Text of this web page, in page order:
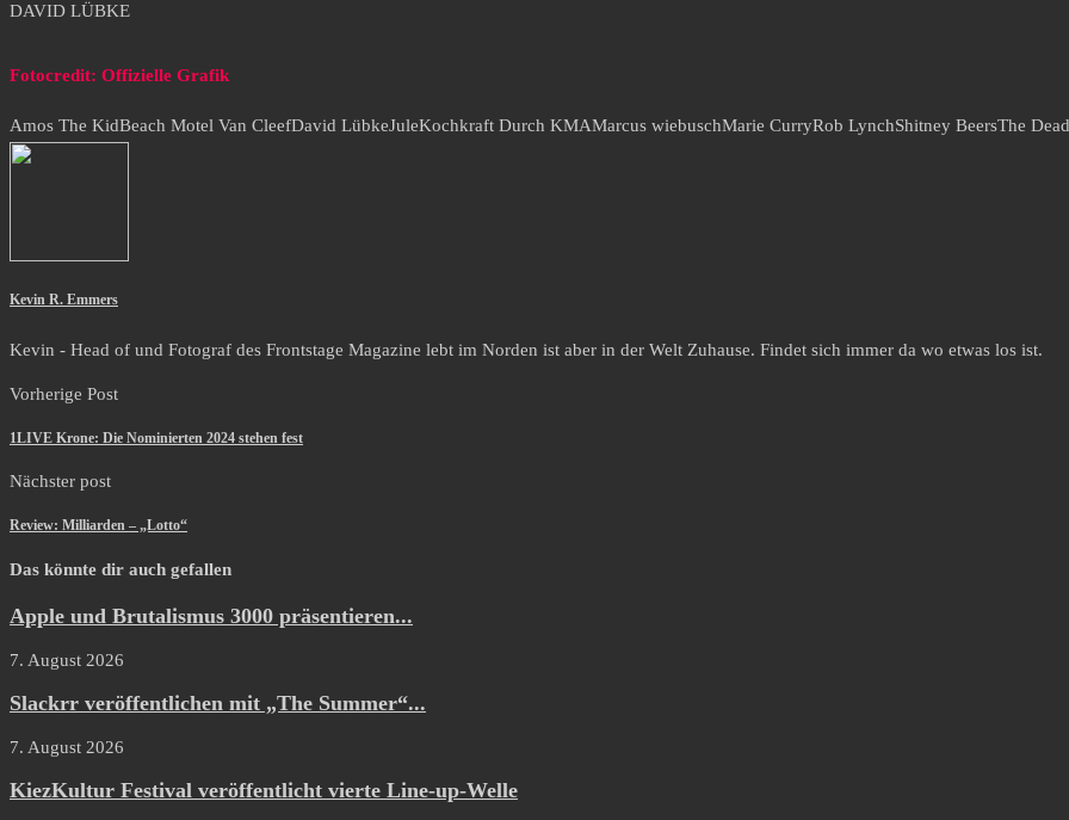
DAVID LÜBKE
Fotocredit: Offizielle Grafik
Amos The KidBeach Motel Van CleefDavid LübkeJuleKochkraft Durch KMAMarcus wiebuschMarie CurryRob LynchShitney BeersThe
Kevin R. Emmers
Kevin - Head of und Fotograf des Frontstage Magazine lebt im Norden ist aber in der Welt Zuhause. Findet sich immer da wo etwas los ist.
Vorherige Post
1LIVE Krone: Die Nominierten 2024 stehen fest
Nächster post
Review: Milliarden – „Lotto“
Das könnte dir auch gefallen
Apple und Brutalismus 3000 präsentieren...
7. August 2026
Slackrr veröffentlichen mit „The Summer“...
7. August 2026
KiezKultur Festival veröffentlicht vierte Line-up-Welle